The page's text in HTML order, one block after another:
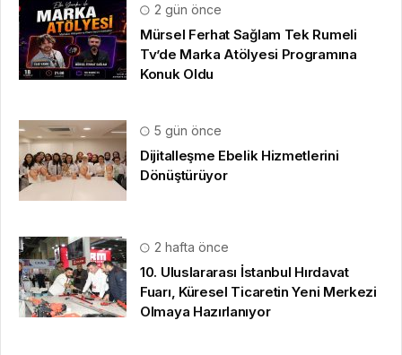
2 gün önce
Mürsel Ferhat Sağlam Tek Rumeli
Tv’de Marka Atölyesi Programına
Konuk Oldu
5 gün önce
Dijitalleşme Ebelik Hizmetlerini
Dönüştürüyor
2 hafta önce
10. Uluslararası İstanbul Hırdavat
Fuarı, Küresel Ticaretin Yeni Merkezi
Olmaya Hazırlanıyor